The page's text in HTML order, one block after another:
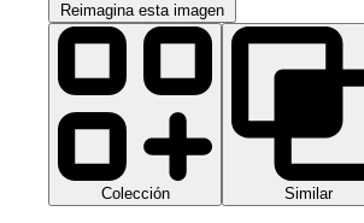
Reimagina esta imagen
Colección Similar